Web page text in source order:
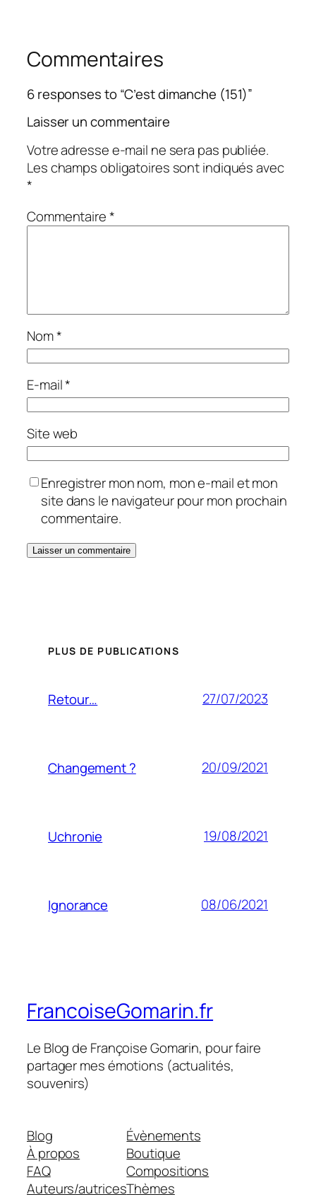
Commentaires
6 responses to “C’est dimanche (151)”
Laisser un commentaire
Votre adresse e-mail ne sera pas publiée.
Les champs obligatoires sont indiqués avec
*
Commentaire*
Nom*
E-mail*
Site web
Enregistrer mon nom, mon e-mail et mon
site dans le navigateur pour mon prochain
commentaire.
PLUS DE PUBLICATIONS
Retour… 27/07/2023
Changement ? 20/09/2021
Uchronie 19/08/2021
Ignorance 08/06/2021
FrancoiseGomarin.fr
Le Blog de Françoise Gomarin, pour faire
partager mes émotions (actualités,
souvenirs)
Blog
À propos
FAQ
Auteurs/autrices
Évènements
Boutique
Compositions
Thèmes